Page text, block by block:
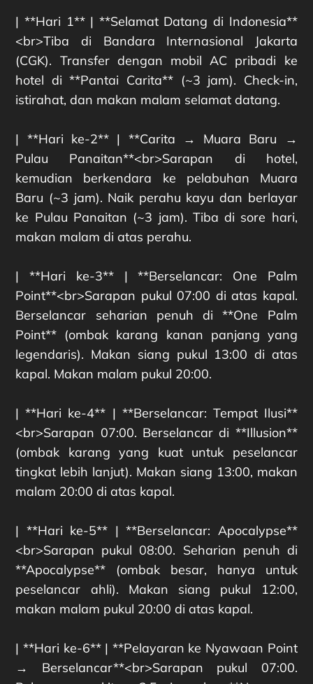
| **Hari 1** | **Selamat Datang di Indonesia**
<br>Tiba di Bandara Internasional Jakarta
(CGK). Transfer dengan mobil AC pribadi ke
hotel di **Pantai Carita** (~3 jam). Check-in,
istirahat, dan makan malam selamat datang.
| **Hari ke-2** | **Carita → Muara Baru →
Pulau Panaitan**<br>Sarapan di hotel,
kemudian berkendara ke pelabuhan Muara
Baru (~3 jam). Naik perahu kayu dan berlayar
ke Pulau Panaitan (~3 jam). Tiba di sore hari,
makan malam di atas perahu.
| **Hari ke-3** | **Berselancar: One Palm
Point**<br>Sarapan pukul 07:00 di atas kapal.
Berselancar seharian penuh di **One Palm
Point** (ombak karang kanan panjang yang
legendaris). Makan siang pukul 13:00 di atas
kapal. Makan malam pukul 20:00.
| **Hari ke-4** | **Berselancar: Tempat Ilusi**
<br>Sarapan 07:00. Berselancar di **Illusion**
(ombak karang yang kuat untuk peselancar
tingkat lebih lanjut). Makan siang 13:00, makan
malam 20:00 di atas kapal.
| **Hari ke-5** | **Berselancar: Apocalypse**
<br>Sarapan pukul 08:00. Seharian penuh di
**Apocalypse** (ombak besar, hanya untuk
peselancar ahli). Makan siang pukul 12:00,
makan malam pukul 20:00 di atas kapal.
| **Hari ke-6** | **Pelayaran ke Nyawaan Point
→ Berselancar**<br>Sarapan pukul 07:00.